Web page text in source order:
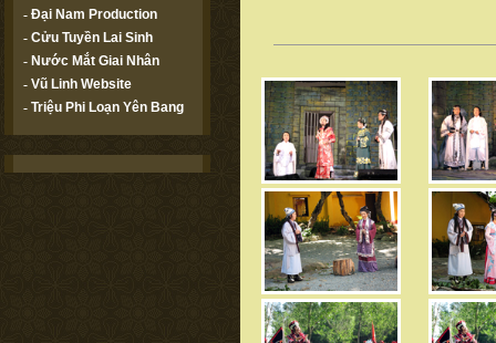
- Đại Nam Production
- Cửu Tuyền Lai Sinh
- Nước Mắt Giai Nhân
- Vũ Linh Website
- Triệu Phi Loạn Yên Bang